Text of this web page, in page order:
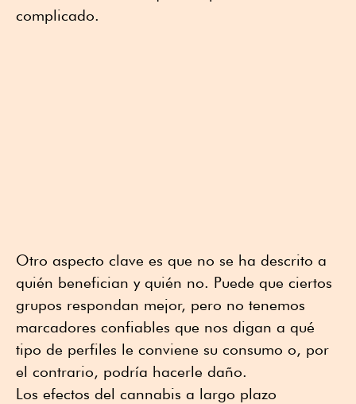
complicado.
Otro aspecto clave es que no se ha descrito a
quién benefician y quién no. Puede que ciertos
grupos respondan mejor, pero no tenemos
marcadores confiables que nos digan a qué
tipo de perfiles le conviene su consumo o, por
el contrario, podría hacerle daño.
Los efectos del cannabis a largo plazo